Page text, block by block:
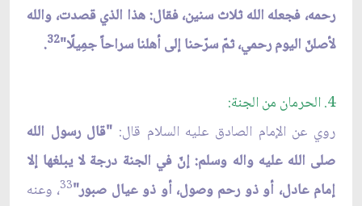
رحمه، فجعله الله ثلاث سنين، فقال: هذا الذي قصدت، والله
لأصلنّ اليوم رحمي، ثمّ سرّحنا إلى أهلنا سراحاً جمِيلًا"32
.
4. الحرمان من الجنة:
روي عن الإمام الصادق عليه السلام قال: "قال رسول الله
صلى الله عليه واله وسلم: إنّ في الجنة درجة لا يبلغها إلا
إمام عادل، أو ذو رحم وصول، أو ذو عيال صبور"33، وعنه